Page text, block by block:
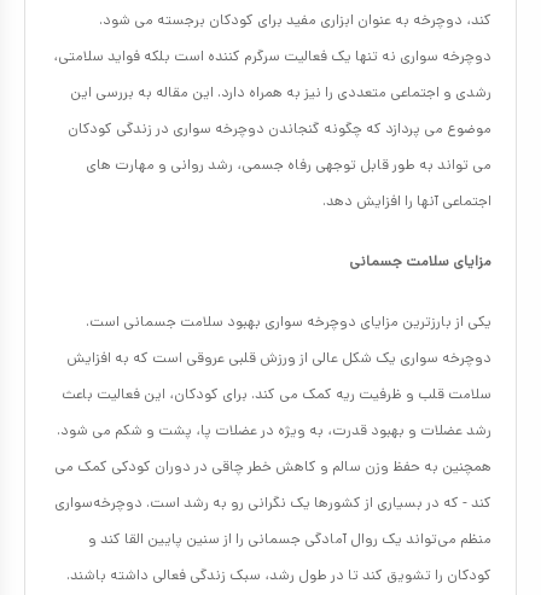
کند، دوچرخه به عنوان ابزاری مفید برای کودکان برجسته می شود.
دوچرخه سواری نه تنها یک فعالیت سرگرم کننده است بلکه فواید سلامتی،
رشدی و اجتماعی متعددی را نیز به همراه دارد. این مقاله به بررسی این
موضوع می پردازد که چگونه گنجاندن دوچرخه سواری در زندگی کودکان
می تواند به طور قابل توجهی رفاه جسمی، رشد روانی و مهارت های
اجتماعی آنها را افزایش دهد.
مزایای سلامت جسمانی
یکی از بارزترین مزایای دوچرخه سواری بهبود سلامت جسمانی است.
دوچرخه سواری یک شکل عالی از ورزش قلبی عروقی است که به افزایش
سلامت قلب و ظرفیت ریه کمک می کند. برای کودکان، این فعالیت باعث
رشد عضلات و بهبود قدرت، به ویژه در عضلات پا، پشت و شکم می شود.
همچنین به حفظ وزن سالم و کاهش خطر چاقی در دوران کودکی کمک می
کند - که در بسیاری از کشورها یک نگرانی رو به رشد است. دوچرخه‌سواری
منظم می‌تواند یک روال آمادگی جسمانی را از سنین پایین القا کند و
کودکان را تشویق کند تا در طول رشد، سبک زندگی فعالی داشته باشند.